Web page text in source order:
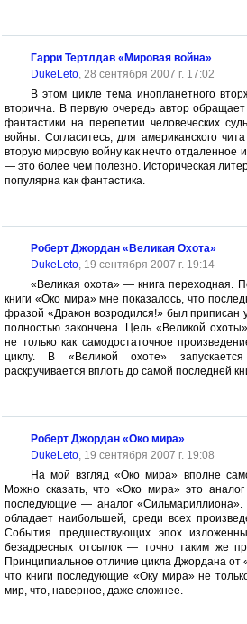
Гарри Тертлдав «Мировая война»
DukeLeto, 28 сентября 2007 г. 17:02
В этом цикле тема инопланетного
вторична. В первую очередь автор
фантастики на перепетии человеческих
войны. Согласитесь, для американского
вторую мировую войну как нечто отдаленное
— это более чем полезно. Историческая
популярна как фантастика.
Роберт Джордан «Великая Охота»
DukeLeto, 19 сентября 2007 г. 19:14
«Великая охота» — книга переходная.
книги «Око мира» мне показалось, что
фразой «Дракон возродился!» был приписан
полностью закончена. Цель «Великой
не только как самодостаточное
циклу. В «Великой охоте»
раскручивается вплоть до самой последней
Роберт Джордан «Око мира»
DukeLeto, 19 сентября 2007 г. 19:08
На мой взгляд «Око мира» вполне
Можно сказать, что «Око мира» это
последующие — аналог
обладает наибольшей, среди всех
События предшествующих эпох
безадресных отсылок — точно таким же
Принципиальное отличие цикла Джордана
что книги последующие «Оку мира» не
мир, что, наверное, даже сложнее.